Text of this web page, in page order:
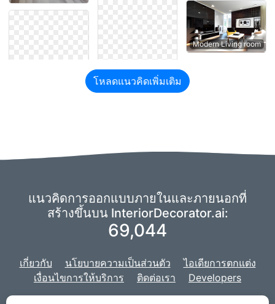
Modern Living room
โหลดแนวคิดเพิ่มเติม
แนวคิดการออกแบบภายในและภายนอกที่
สร้างขึ้นบน InteriorDecorator.ai:
69,044
เกี่ยวกับ นโยบายความเป็นส่วนตัว
ไอเดียการตกแต่ง
เงื่อนไขการให้บริการ
ติดต่อเรา Developers